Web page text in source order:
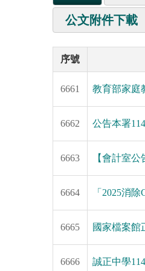
公文附件下載
序號
6661 教育部家庭
6662 公告本署
6663 【會計室
6664 「2025消
6665 國家檔案館
6666 誠正中學